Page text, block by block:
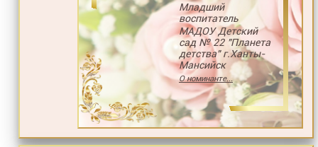
Младший
воспитатель
МАДОУ Детский
сад № 22 "Планета
детства" г.Ханты-
Мансийск
О номинанте...